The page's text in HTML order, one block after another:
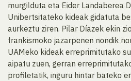
murgilduta eta Eider Landaberea
Unibertsitateko kideak gidatuta
aurkeztu ziren. Pilar Díazek ekin
frankismoko jazarpenen nondik
UAMeko kideak erreprimitutako
aipatu zuen, gerran
profiletatik, inguru hiritar bateko